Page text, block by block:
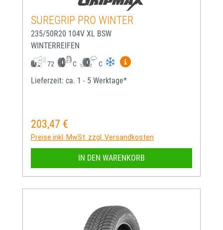
SUREGRIP PRO WINTER
235/50R20 104V XL BSW
WINTERREIFEN
72 C C
Mehr Informationen zum
Lieferzeit: ca. 1 - 5 Werktage*
Regulärer Preis:
203,47 €
Preise inkl. MwSt. zzgl. Versandkosten
IN DEN WARENKORB